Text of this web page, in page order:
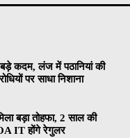
कदम, लंज में पठानियां की
पर साधा निशाना
बड़ा तोहफा, 2 साल की
IT होंगे रेगुलर